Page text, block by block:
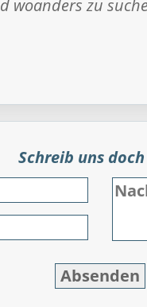
woanders zu
Schreib uns